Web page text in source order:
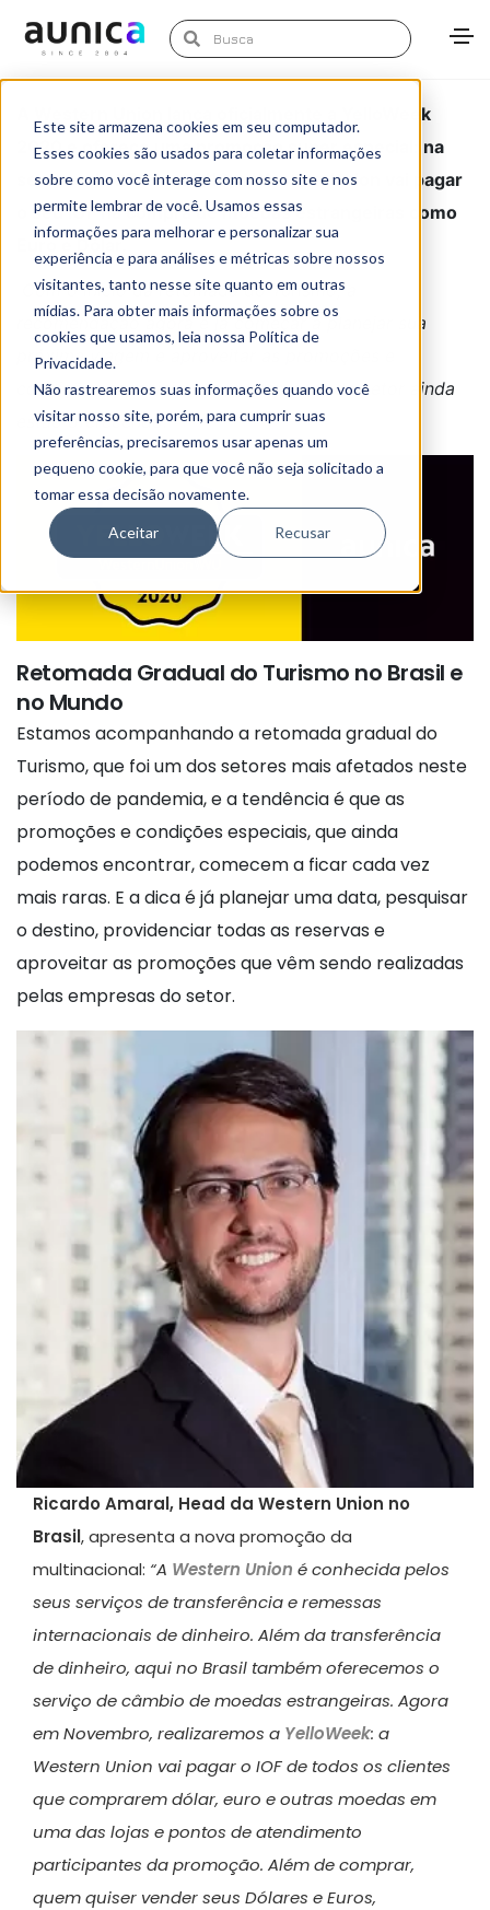
Este site armazena cookies em seu computador.
Esses cookies são usados para coletar informações
sobre como você interage com nosso site e nos
permite lembrar de você. Usamos essas
informações para melhorar e personalizar sua
experiência e para análises e métricas sobre nossos
visitantes, tanto nesse site quanto em outras
mídias. Para obter mais informações sobre os
cookies que usamos, leia nossa Política de
Privacidade.
Não rastrearemos suas informações quando você
visitar nosso site, porém, para cumprir suas
preferências, precisaremos usar apenas um
pequeno cookie, para que você não seja solicitado a
tomar essa decisão novamente.
Aceitar Recusar
A Western Union lança oficialmente a YelloWeek
2020 e oferece uma promoção super especial: na
semana de 27/11 a 05/12, a Western Union vai pagar
o seu IOF na compra de moedas estrangeiras como
Euro e Dólar.
Com o início da retomada do Turismo, a
recomendação agora é já começar a planejar sua
próxima viagem e aproveitar as promoções e
condições especiais que as empresas do setor ainda
estão oferecendo.
Retomada Gradual do Turismo no Brasil e
no Mundo
Estamos acompanhando a retomada gradual do
Turismo, que foi um dos setores mais afetados neste
período de pandemia, e a tendência é que as
promoções e condições especiais, que ainda
podemos encontrar, comecem a ficar cada vez
mais raras. E a dica é já planejar uma data, pesquisar
o destino, providenciar todas as reservas e
aproveitar as promoções que vêm sendo realizadas
pelas empresas do setor.
Ricardo Amaral, Head da Western Union no
Brasil, apresenta a nova promoção da
multinacional: “A Western Union é conhecida pelos
seus serviços de transferência e remessas
internacionais de dinheiro. Além da transferência
de dinheiro, aqui no Brasil também oferecemos o
serviço de câmbio de moedas estrangeiras. Agora
em Novembro, realizaremos a YelloWeek: a
Western Union vai pagar o IOF de todos os clientes
que comprarem dólar, euro e outras moedas em
uma das lojas e pontos de atendimento
participantes da promoção. Além de comprar,
quem quiser vender seus Dólares e Euros,